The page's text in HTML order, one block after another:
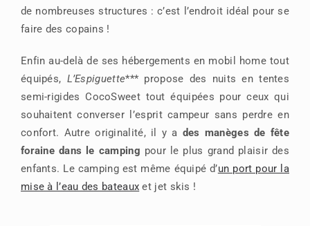
de nombreuses structures : c’est l’endroit idéal pour se
faire des copains !
Enfin au-delà de ses hébergements en mobil home tout
équipés, L’Espiguette*** propose des nuits en tentes
semi-rigides CocoSweet tout équipées pour ceux qui
souhaitent converser l’esprit campeur sans perdre en
confort. Autre originalité, il y a des manèges de fête
foraine dans le camping pour le plus grand plaisir des
enfants. Le camping est même équipé d’un port pour la
mise à l’eau des bateaux et jet skis !